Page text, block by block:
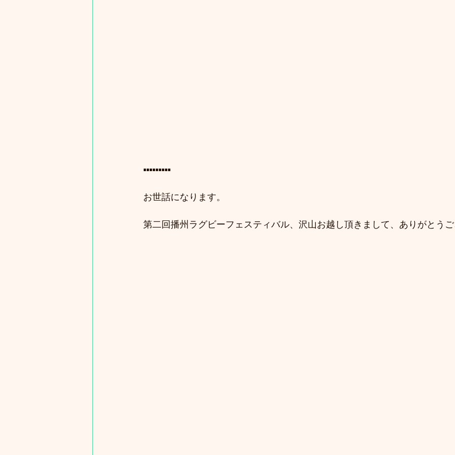
▪️▪️▪️▪️▪️▪️▪️▪️▪️
お世話になります。
第二回播州ラグビーフェスティバル、沢山お越し頂きまして、ありがとうご